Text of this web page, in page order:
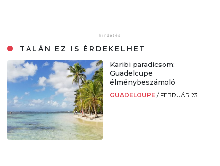
TALÁN EZ IS ÉRDEKELHET
Karibi paradicsom:
Guadeloupe
élménybeszámoló
GUADELOUPE / FEBRUÁR 23.